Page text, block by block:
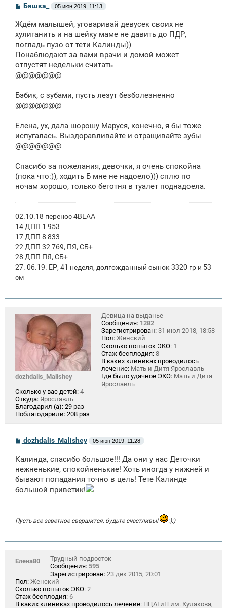
С
о
б
щ
н
и
Бяшка_ 05 июн 2019, 11:13
Ждём малышей, уговаривай девусек своих не
хулиганить и на шейку маме не давить до ПДР,
погладь пузо от тети Калинды))
Понаблюдают за вами врачи и домой может
отпустят недельки считать
@@@@@@@
Бэбик, с зубами, пусть лезут безболезненно
@@@@@@@
Елена, ух, дала шорошу Маруся, конечно, я бы тоже
испугалась. Выздоравливайте и отращивайте зубы
@@@@@@@
Спасибо за пожелания, девочки, я очень спокойна
(пока что:)), ходить Б мне не надоело))) сплю по
ночам хорошо, только беготня в туалет поднадоела.
02.10.18 перенос 4BLAA
14 ДПП 1 953
17 ДПП 8 833
22 ДПП 32 769, ПЯ, СБ+
28 ДПП ПЯ, СБ+
27. 06.19. ЕР, 41 неделя, долгожданный сынок 3320 гр и 53
см
dozhdalis_Malishey
Девица на выданье
Сообщения: 1282
Зарегистрирован: 31 июл 2018, 18:58
Пол: Женский
Сколько попыток ЭКО: 1
Стаж бесплодия: 8
В каких клиниках проводилось
лечение: Мать и Дитя Ярославль
Где было удачное ЭКО: Мать и Дитя
Ярославль
Сколько у вас детей: 4
Откуда: Ярославль
Благодарил (а): 29 раз
Поблагодарили: 208 раз
С
о
б
щ
н
и
dozhdalis_Malishey 05 июн 2019, 11:28
Калинда, спасибо большое!!! Да они у нас Деточки
нежненькие, спокойненькие! Хоть иногда у нижней и
бывают попадания точно в цель! Тете Калинде
большой приветик!
Пусть все заветное свершится, будьте счастливы! :);)
Елена80
Трудный подросток
Сообщения: 595
Зарегистрирован: 23 дек 2015, 20:01
Пол: Женский
Сколько попыток ЭКО: 2
Стаж бесплодия: 6
В каких клиниках проводилось лечение: НЦАГиП им. Кулакова,